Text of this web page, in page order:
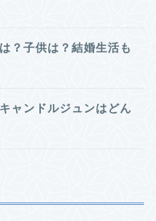
？子供は？結婚生活も
ャンドルジュンはどん